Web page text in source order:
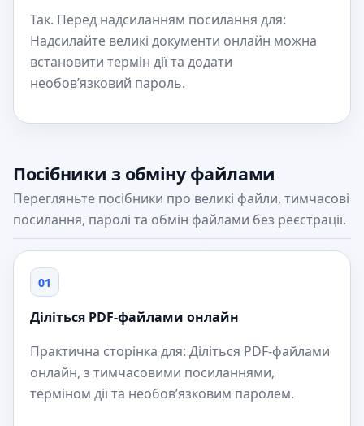
Так. Перед надсиланням посилання для:
Надсилайте великі документи онлайн можна
встановити термін дії та додати
необов’язковий пароль.
Посібники з обміну файлами
Перегляньте посібники про великі файли, тимчасові
посилання, паролі та обмін файлами без реєстрації.
01
Діліться PDF-файлами онлайн
Практична сторінка для: Діліться PDF-файлами
онлайн, з тимчасовими посиланнями,
терміном дії та необов’язковим паролем.